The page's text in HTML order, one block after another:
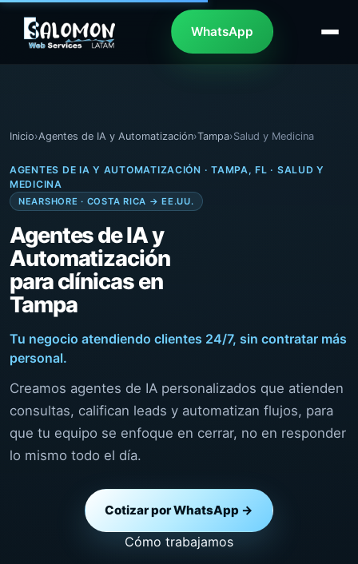
WhatsApp
Inicio›Agentes de IA y Automatización›Tampa›Salud y Medicina
AGENTES DE IA Y AUTOMATIZACIÓN · TAMPA, FL · SALUD Y
MEDICINA
NEARSHORE · COSTA RICA → EE.UU.
Agentes de IA y
Automatización
para clínicas en
Tampa
Tu negocio atendiendo clientes 24/7, sin contratar más
personal.
Creamos agentes de IA personalizados que atienden
consultas, califican leads y automatizan flujos, para
que tu equipo se enfoque en cerrar, no en responder
lo mismo todo el día.
Cotizar por WhatsApp →
Cómo trabajamos